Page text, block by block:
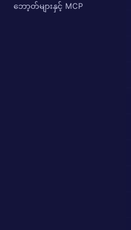
ဘော့တ်များနှင့် MCP